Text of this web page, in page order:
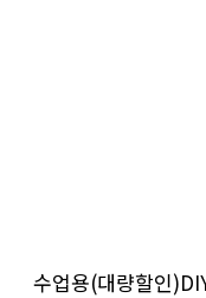
수업용(대량할인